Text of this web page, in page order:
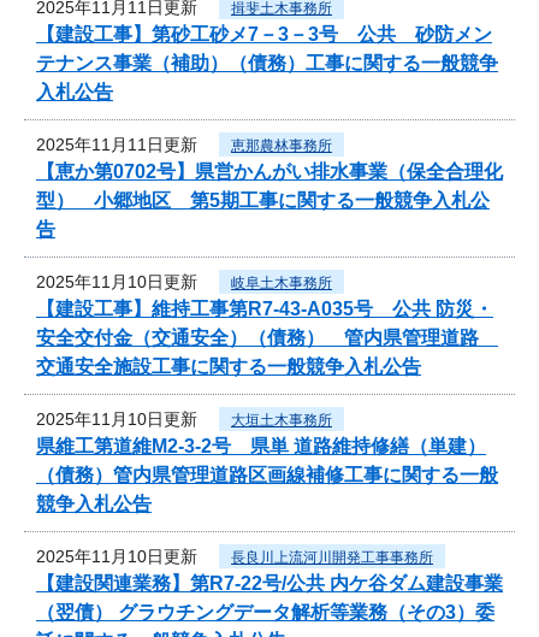
2025年11月11日更新 揖斐土木事務所
【建設工事】第砂工砂メ7－3－3号 公共 砂防メン
テナンス事業（補助）（債務）工事に関する一般競争
入札公告
2025年11月11日更新 恵那農林事務所
【恵か第0702号】県営かんがい排水事業（保全合理化
型） 小郷地区 第5期工事に関する一般競争入札公
告
2025年11月10日更新 岐阜土木事務所
【建設工事】維持工事第R7-43-A035号 公共 防災・
安全交付金（交通安全）（債務） 管内県管理道路
交通安全施設工事に関する一般競争入札公告
2025年11月10日更新 大垣土木事務所
県維工第道維M2-3-2号 県単 道路維持修繕（単建）
（債務）管内県管理道路区画線補修工事に関する一般
競争入札公告
2025年11月10日更新 長良川上流河川開発工事事務所
【建設関連業務】第R7-22号/公共 内ケ谷ダム建設事業
（翌債） グラウチングデータ解析等業務（その3）委